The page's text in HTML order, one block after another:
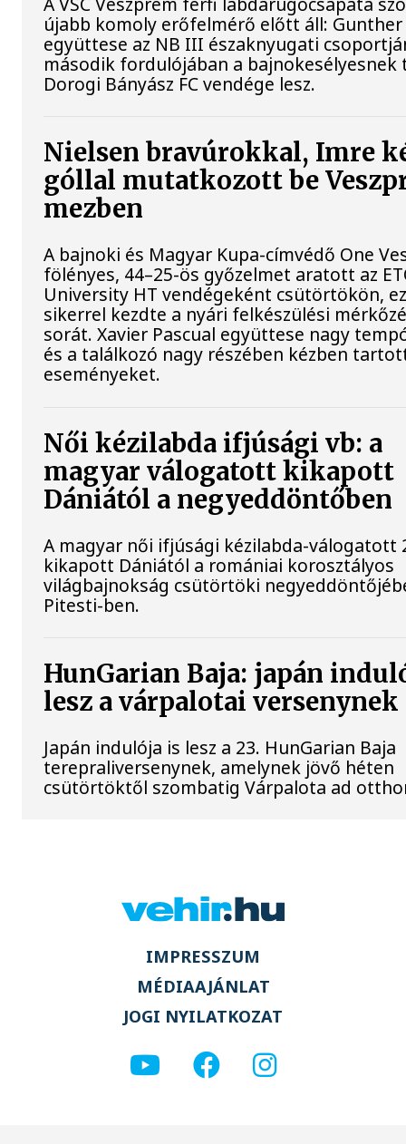
újabb komoly erőfelmérő előtt áll:
együttese az NB III északnyugati
második fordulójában a
Dorogi Bányász FC vendége lesz.
Nielsen bravúrokkal, Imre
góllal mutatkozott be
mezben
A bajnoki és Magyar Kupa-címvédő One
fölényes, 44–25-ös győzelmet aratott az
University HT vendégeként csütörtökön,
sikerrel kezdte a nyári felkészülési
sorát. Xavier Pascual együttese nagy
és a találkozó nagy részében kézben
eseményeket.
Női kézilabda ifjúsági vb: a
magyar válogatott kikapott
Dániától a negyeddöntőben
A magyar női ifjúsági kézilabda-válogatott
kikapott Dániától a romániai korosztályos
világbajnokság csütörtöki
Pitesti-ben.
HunGarian Baja: japán
lesz a várpalotai versenynek
Japán indulója is lesz a 23. HunGarian Baja
terepraliversenynek, amelynek jövő héten
csütörtöktől szombatig Várpalota ad
IMPRESSZUM
MÉDIAAJÁNLAT
JOGI NYILATKOZAT